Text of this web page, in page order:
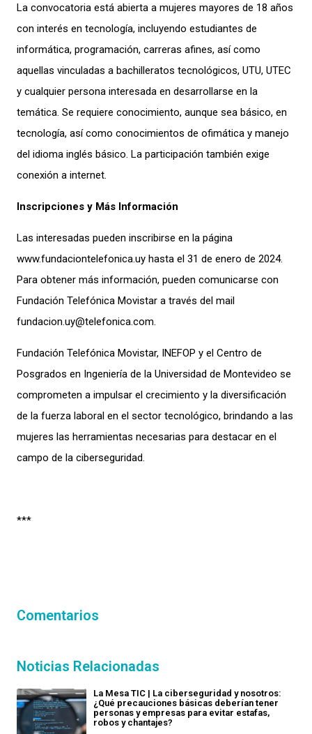
La convocatoria está abierta a mujeres mayores de 18 años
con interés en tecnología, incluyendo estudiantes de
informática, programación, carreras afines, así como
aquellas vinculadas a bachilleratos tecnológicos, UTU, UTEC
y cualquier persona interesada en desarrollarse en la
temática. Se requiere conocimiento, aunque sea básico, en
tecnología, así como conocimientos de ofimática y manejo
del idioma inglés básico. La participación también exige
conexión a internet.
Inscripciones y Más Información
Las interesadas pueden inscribirse en la página
www.fundaciontelefonica.uy hasta el 31 de enero de 2024.
Para obtener más información, pueden comunicarse con
Fundación Telefónica Movistar a través del mail
fundacion.uy@telefonica.com.
Fundación Telefónica Movistar, INEFOP y el Centro de
Posgrados en Ingeniería de la Universidad de Montevideo se
comprometen a impulsar el crecimiento y la diversificación
de la fuerza laboral en el sector tecnológico, brindando a las
mujeres las herramientas necesarias para destacar en el
campo de la ciberseguridad.
***
Comentarios
Noticias Relacionadas
La Mesa TIC | La ciberseguridad y nosotros:
¿Qué precauciones básicas deberían tener
personas y empresas para evitar estafas,
robos y chantajes?